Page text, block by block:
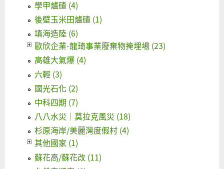
學甲爐碴 (4)
後壁玉米田爐碴 (1)
填海造陸 (6)
歐欣企業-龍琦事業廢棄物掩埋場 (23)
高雄大氣爆 (4)
六輕 (3)
國光石化 (2)
中科四期 (7)
八八水災｜莫拉克風災 (18)
杉原海岸/美麗灣度假村 (4)
其他國家 (1)
蘇花高/蘇花改 (11)